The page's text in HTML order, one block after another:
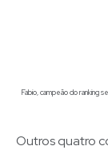
Fabio, campeão do ranking
Outros quatro